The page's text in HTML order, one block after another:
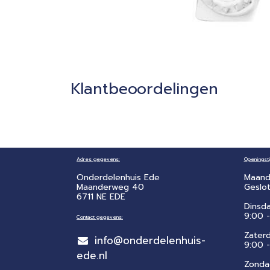
Klantbeoordelingen
Adres gegevens:
Onderdelenhuis Ede
Maanderweg 40
6711 NE EDE
Contact gegevens:
info@onderdelenhuis-
ede.nl
9:00
​9:00